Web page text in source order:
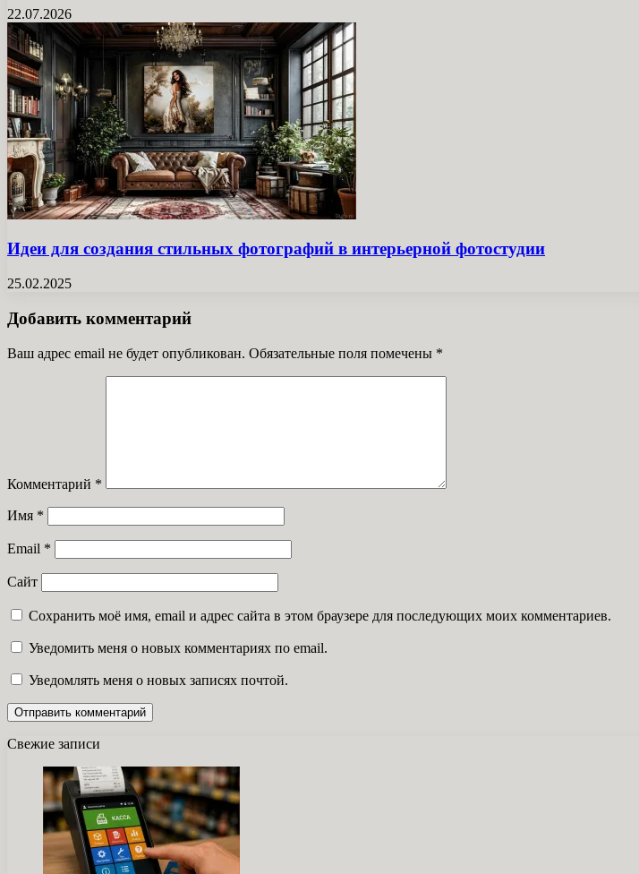
22.07.2026
Идеи для создания стильных фотографий в интерьерной фотостудии
25.02.2025
Добавить комментарий
Ваш адрес email не будет опубликован. Обязательные поля помечены *
Комментарий *
Имя *
Email *
Сайт
Сохранить моё имя, email и адрес сайта в этом браузере для последующих моих комментариев.
Уведомить меня о новых комментариях по email.
Уведомлять меня о новых записях почтой.
Свежие записи